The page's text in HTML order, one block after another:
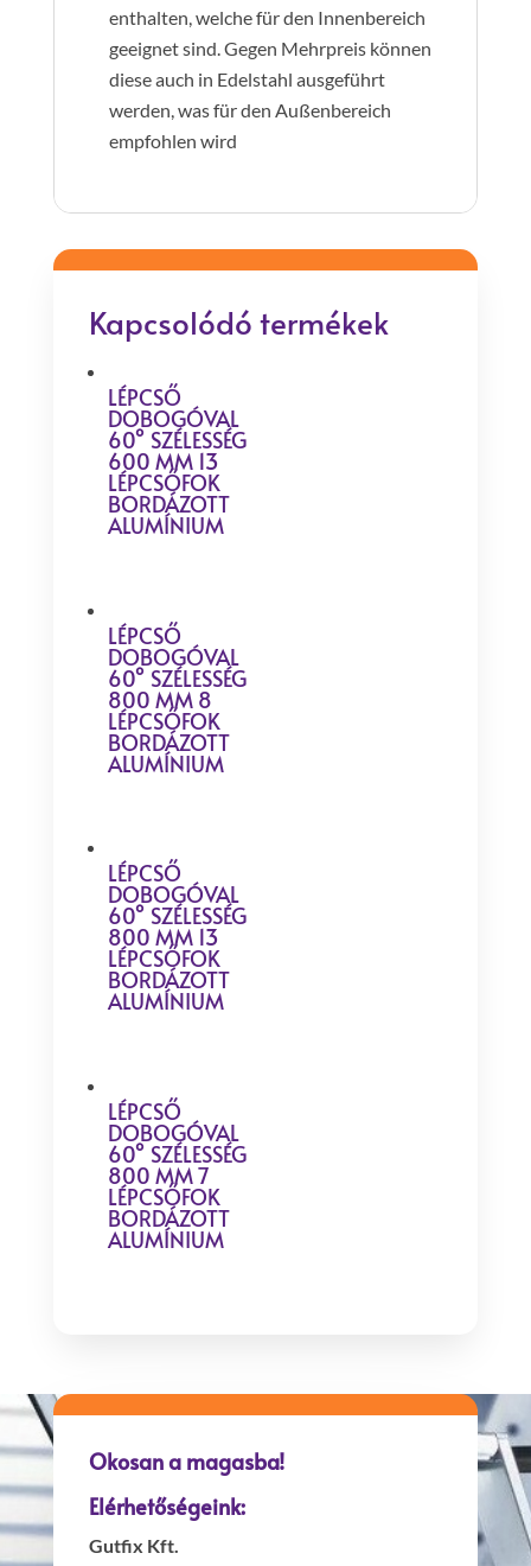
enthalten, welche für den Innenbereich
geeignet sind. Gegen Mehrpreis können
diese auch in Edelstahl ausgeführt
werden, was für den Außenbereich
empfohlen wird
Kapcsolódó termékek
LÉPCSŐ
DOBOGÓVAL
60° SZÉLESSÉG
600 MM 13
LÉPCSŐFOK
BORDÁZOTT
ALUMÍNIUM
LÉPCSŐ
DOBOGÓVAL
60° SZÉLESSÉG
800 MM 8
LÉPCSŐFOK
BORDÁZOTT
ALUMÍNIUM
LÉPCSŐ
DOBOGÓVAL
60° SZÉLESSÉG
800 MM 13
LÉPCSŐFOK
BORDÁZOTT
ALUMÍNIUM
LÉPCSŐ
DOBOGÓVAL
60° SZÉLESSÉG
800 MM 7
LÉPCSŐFOK
BORDÁZOTT
ALUMÍNIUM
Okosan a magasba!
Elérhetőségeink:
Gutfix Kft.